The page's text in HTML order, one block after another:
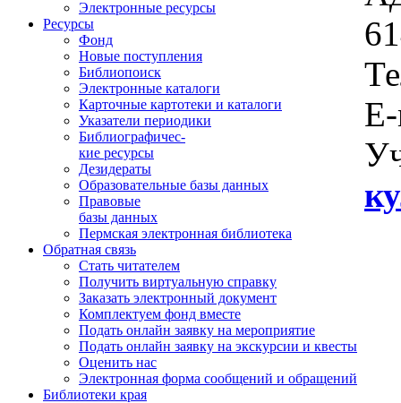
Электронные ресурсы
Ресурсы
Фонд
Новые поступления
Библиопоиск
Электронные каталоги
Карточные картотеки и каталоги
Указатели периодики
Библиографичес-
кие ресурсы
Дезидераты
Образовательные базы данных
Правовые
базы данных
Пермская электронная библиотека
Обратная связь
Стать читателем
Получить виртуальную справку
Заказать электронный документ
Комплектуем фонд вместе
Подать онлайн заявку на мероприятие
Подать онлайн заявку на экскурсии и квесты
Оценить нас
Электронная форма сообщений и обращений
Библиотеки края